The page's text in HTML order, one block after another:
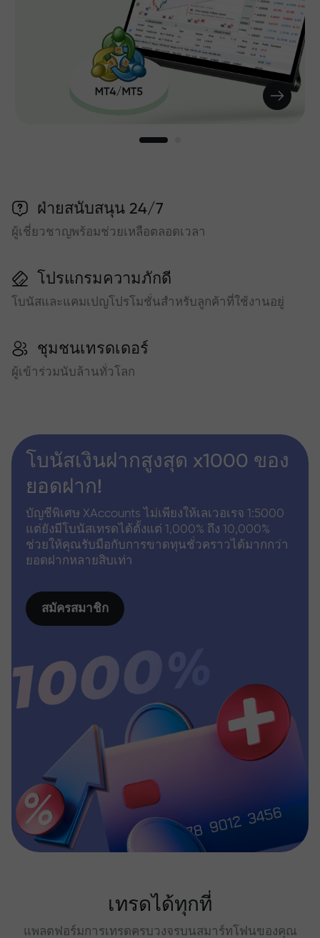
ฝ่ายสนับสนุน 24/7
ผู้เชี่ยวชาญพร้อมช่วยเหลือตลอดเวลา
โปรแกรมความภักดี
โบนัสและแคมเปญโปรโมชั่นสำหรับลูกค้าที่ใช้งานอยู่
ชุมชนเทรดเดอร์
ผู้เข้าร่วมนับล้านทั่วโลก
โบนัสเงินฝากสูงสุด x1000 ของ
ยอดฝาก!
บัญชีพิเศษ XAccounts ไม่เพียงให้เลเวอเรจ 1:5000
แต่ยังมีโบนัสเทรดได้ตั้งแต่ 1,000% ถึง 10,000%
ช่วยให้คุณรับมือกับการขาดทุนชั่วคราวได้มากกว่า
ยอดฝากหลายสิบเท่า
สมัครสมาชิก
เทรดได้ทุกที่
แพลตฟอร์มการเทรดครบวงจรบนสมาร์ทโฟนของคุณ